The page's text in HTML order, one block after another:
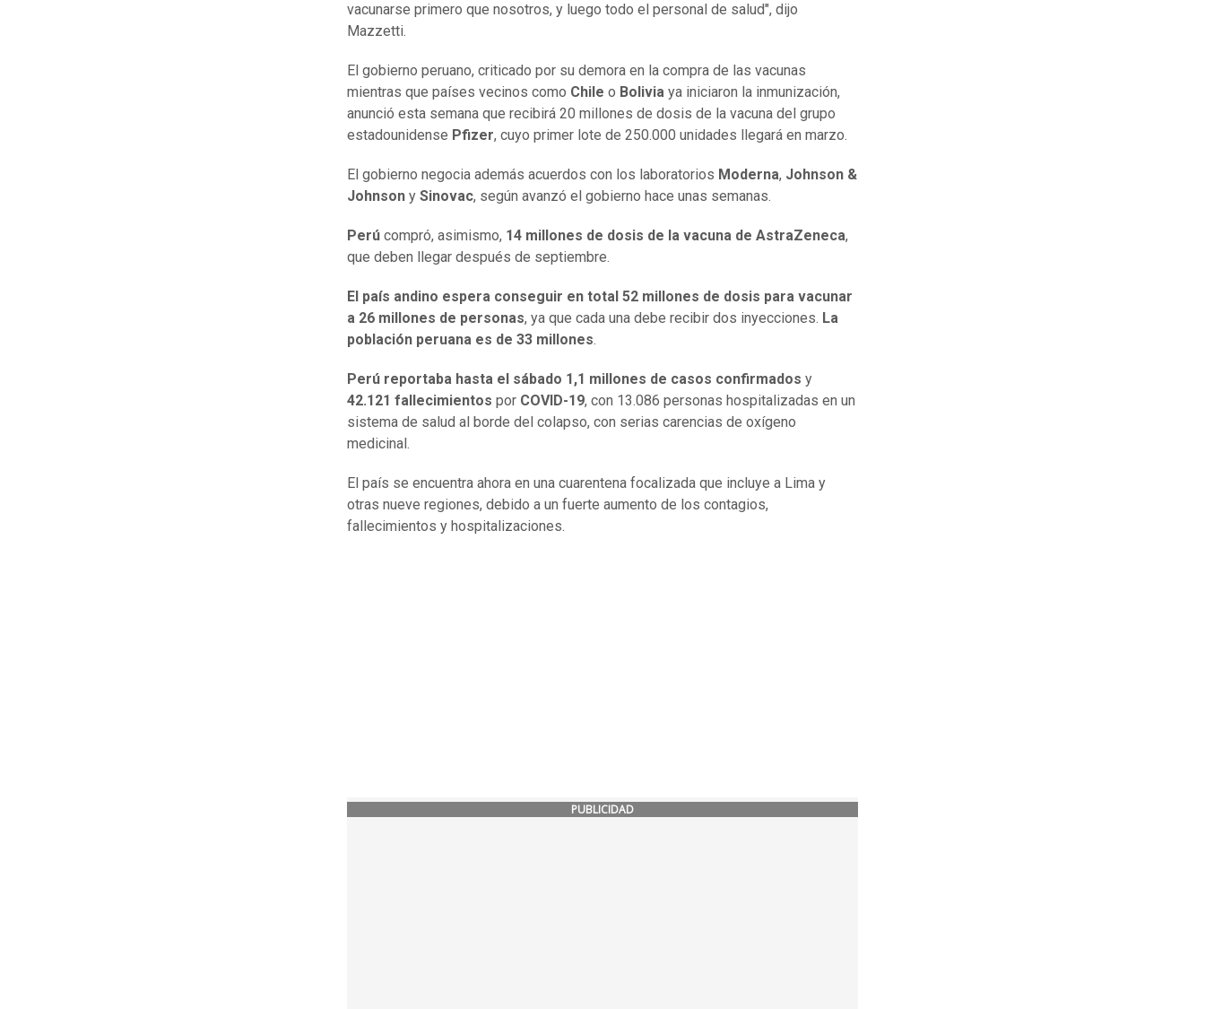
vacunarse primero que nosotros, y luego todo el personal de salud", dijo
Mazzetti.
El gobierno peruano, criticado por su demora en la compra de las vacunas
mientras que países vecinos como Chile o Bolivia ya iniciaron la inmunización,
anunció esta semana que recibirá 20 millones de dosis de la vacuna del grupo
estadounidense Pfizer, cuyo primer lote de 250.000 unidades llegará en marzo.
El gobierno negocia además acuerdos con los laboratorios Moderna, Johnson &
Johnson y Sinovac, según avanzó el gobierno hace unas semanas.
Perú compró, asimismo, 14 millones de dosis de la vacuna de AstraZeneca,
que deben llegar después de septiembre.
El país andino espera conseguir en total 52 millones de dosis para vacunar
a 26 millones de personas, ya que cada una debe recibir dos inyecciones. La
población peruana es de 33 millones.
Perú reportaba hasta el sábado 1,1 millones de casos confirmados y
42.121 fallecimientos por COVID-19, con 13.086 personas hospitalizadas en un
sistema de salud al borde del colapso, con serias carencias de oxígeno
medicinal.
El país se encuentra ahora en una cuarentena focalizada que incluye a Lima y
otras nueve regiones, debido a un fuerte aumento de los contagios,
fallecimientos y hospitalizaciones.
PUBLICIDAD